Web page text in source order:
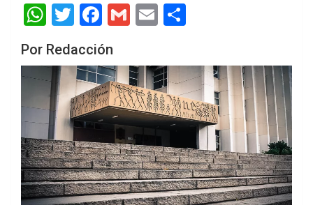
W
h
at
s
A
p
p
T
wi
tt
er
F
a
ce
b
o
o
k
G
ail
E
ail ar
e
Por Redacción